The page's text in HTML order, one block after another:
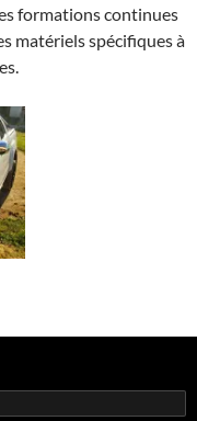
formations continues
matériels spécifiques à